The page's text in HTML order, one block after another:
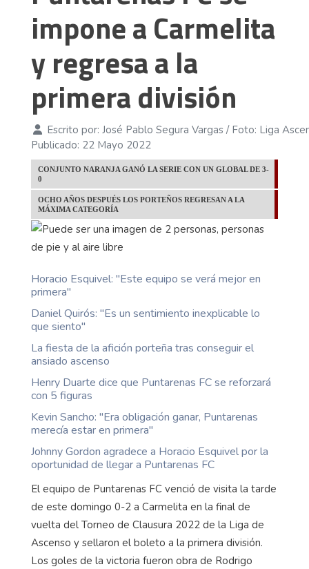
impone a Carmelita
y regresa a la
primera división
Escrito por: José Pablo Segura Vargas / Foto: Liga
Publicado: 22 Mayo 2022
CONJUNTO NARANJA GANÓ LA SERIE CON UN GLOBAL DE 3-
0
OCHO AÑOS DESPUÉS LOS PORTEÑOS REGRESAN A LA
MÁXIMA CATEGORÍA
Horacio Esquivel: ''Este equipo se verá mejor en
primera''
Daniel Quirós: "Es un sentimiento inexplicable lo
que siento"
La fiesta de la afición porteña tras conseguir el
ansiado ascenso
Henry Duarte dice que Puntarenas FC se reforzará
con 5 figuras
Kevin Sancho: "Era obligación ganar, Puntarenas
merecía estar en primera"
Johnny Gordon agradece a Horacio Esquivel por la
oportunidad de llegar a Puntarenas FC
El equipo de Puntarenas FC venció de visita la tarde
de este domingo 0-2 a Carmelita en la final de
vuelta del Torneo de Clausura 2022 de la Liga de
Ascenso y sellaron el boleto a la primera división.
Los goles de la victoria fueron obra de Rodrigo